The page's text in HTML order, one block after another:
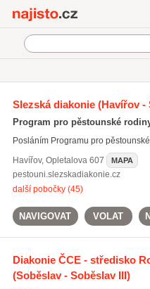
Diakonie
Slezská diakonie(Havířov -
Program pro pěstounské
Posláním Programu pro
Havířov, Opletalova 607 MAPA
pestouni.slezskadiakonie.cz
další pobočky (45)
NAVIGOVAT VOLAT
Diakonie ČCE - středisko
(Soběslav - Soběslav III)